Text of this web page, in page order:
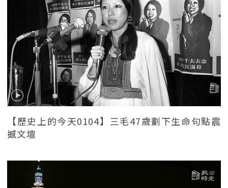
【歷史上的今天0104】三毛47歲劃下生命句點震
撼文壇